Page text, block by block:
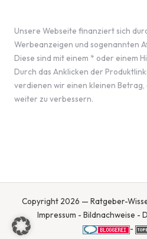
Unsere Webseite finanziert sich
Werbeanzeigen und sogenannten
Diese sind mit einem * oder einem
Durch das Anklicken der
verdienen wir einen kleinen Betrag,
weiter zu verbessern.
Copyright 2026 — Ratgeber-
Impressum - Bildnachweise -
-